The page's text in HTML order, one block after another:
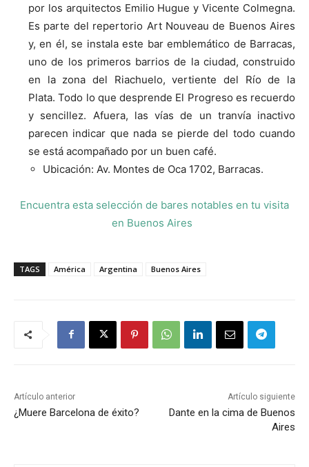
por los arquitectos Emilio Hugue y Vicente Colmegna.
Es parte del repertorio Art Nouveau de Buenos Aires
y, en él, se instala este bar emblemático de Barracas,
uno de los primeros barrios de la ciudad, construido
en la zona del Riachuelo, vertiente del Río de la
Plata.Todo lo que desprende El Progreso es recuerdo
y sencillez. Afuera, las vías de un tranvía inactivo
parecen indicar que nada se pierde del todo cuando
se está acompañado por un buen café.
Ubicación: Av. Montes de Oca 1702, Barracas.
Encuentra esta selección de bares notables en tu visita
en Buenos Aires
TAGS América Argentina Buenos Aires
Artículo anterior
¿Muere Barcelona de éxito?
Artículo siguiente
Dante en la cima de Buenos
Aires